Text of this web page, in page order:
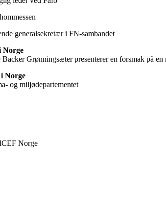
generalsekretær i FN-sambandet
Norge
Grønningsæter presenterer en forsmak på
Norge
og miljødepartementet
Norge